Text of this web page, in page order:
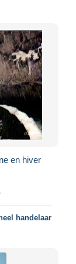
en hiver
handelaar